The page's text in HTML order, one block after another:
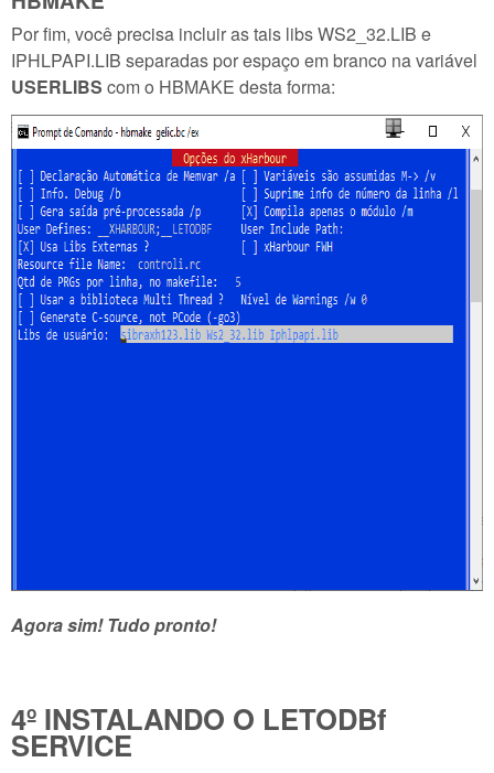
Por fim, você precisa incluir as tais libs WS2_32.LIB e
IPHLPAPI.LIB separadas por espaço em branco na variável
USERLIBS com o HBMAKE desta forma:
Agora sim! Tudo pronto!
4º INSTALANDO O LETODBf
SERVICE